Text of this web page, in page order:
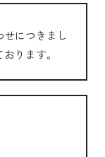
につきまし
ります。